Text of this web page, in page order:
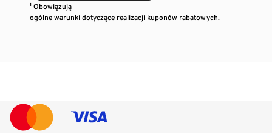
¹ Obowiązują
ogólne warunki dotyczące realizacji kuponów rabatowych.